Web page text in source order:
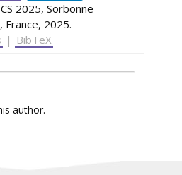
2025, Sorbonne
France, 2025.
| BibTeX
author.